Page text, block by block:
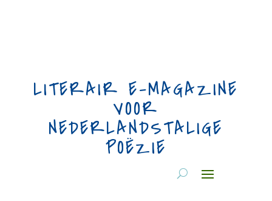
LITERAIR E-MAGAZINE
VOOR
NEDERLANDSTALIGE
POËZIE